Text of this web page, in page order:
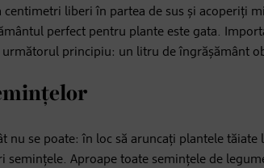
centimetri liberi în partea de sus și acoperiți
perfect pentru plante este gata.
următorul principiu: un litru de îngrășământ
nu se poate: în loc să aruncați plantele
semințele. Aproape toate semințele de